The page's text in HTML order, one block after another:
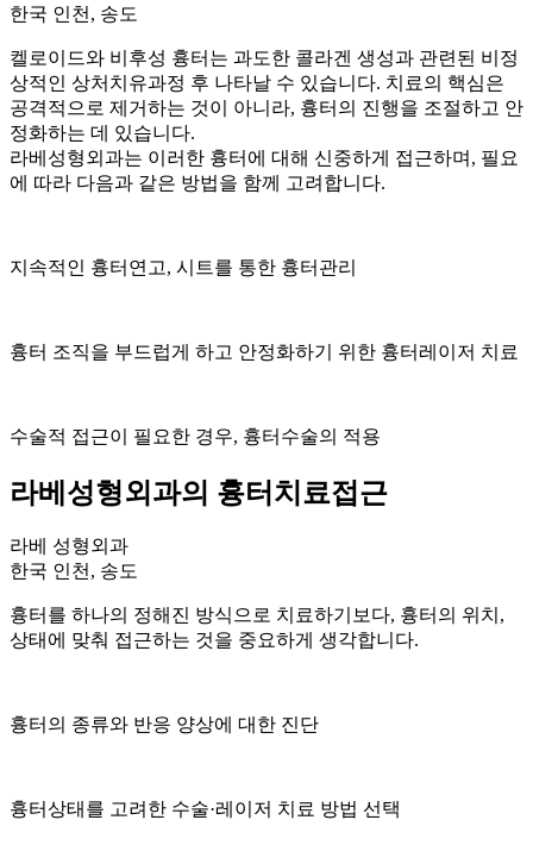
한국 인천, 송도
켈로이드와 비후성 흉터는 과도한 콜라겐 생성과 관련된 비정
상적인 상처치유과정 후 나타날 수 있습니다. 치료의 핵심은
공격적으로 제거하는 것이 아니라, 흉터의 진행을 조절하고 안
정화하는 데 있습니다.
라베성형외과는 이러한 흉터에 대해 신중하게 접근하며, 필요
에 따라 다음과 같은 방법을 함께 고려합니다.
지속적인 흉터연고, 시트를 통한 흉터관리
흉터 조직을 부드럽게 하고 안정화하기 위한 흉터레이저 치료
수술적 접근이 필요한 경우, 흉터수술의 적용
라베성형외과의 흉터치료접근
라베 성형외과
한국 인천, 송도
흉터를 하나의 정해진 방식으로 치료하기보다, 흉터의 위치,
상태에 맞춰 접근하는 것을 중요하게 생각합니다.
흉터의 종류와 반응 양상에 대한 진단
흉터상태를 고려한 수술·레이저 치료 방법 선택